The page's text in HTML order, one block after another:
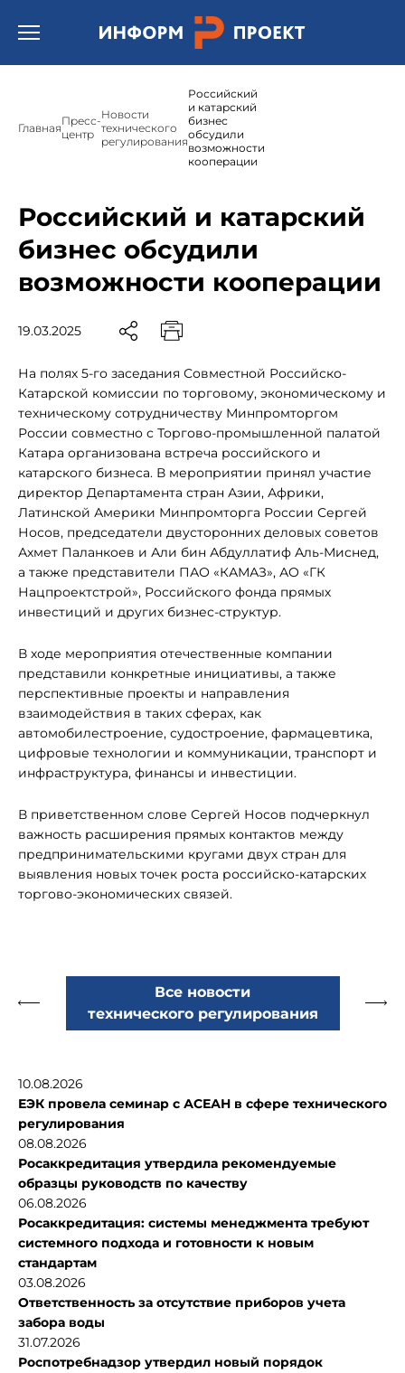
Открыть бургер меню.
ГлавнаяПресс-
центр
Новости
технического
регулирования
Российский
и катарский
бизнес
обсудили
возможности
кооперации
Российский и катарский
бизнес обсудили
возможности кооперации
19.03.2025
На полях 5-го заседания Совместной Российско-
Катарской комиссии по торговому, экономическому и
техническому сотрудничеству Минпромторгом
России совместно с Торгово-промышленной палатой
Катара организована встреча российского и
катарского бизнеса. В мероприятии принял участие
директор Департамента стран Азии, Африки,
Латинской Америки Минпромторга России Сергей
Носов, председатели двусторонних деловых советов
Ахмет Паланкоев и Али бин Абдуллатиф Аль-Миснед,
а также представители ПАО «КАМАЗ», АО «ГК
Нацпроектстрой», Российского фонда прямых
инвестиций и других бизнес-структур.
В ходе мероприятия отечественные компании
представили конкретные инициативы, а также
перспективные проекты и направления
взаимодействия в таких сферах, как
автомобилестроение, судостроение, фармацевтика,
цифровые технологии и коммуникации, транспорт и
инфраструктура, финансы и инвестиции.
В приветственном слове Сергей Носов подчеркнул
важность расширения прямых контактов между
предпринимательскими кругами двух стран для
выявления новых точек роста российско-катарских
торгово-экономических связей.
Все новости
технического регулирования
10.08.2026
ЕЭК провела семинар с АСЕАН в сфере технического
регулирования
08.08.2026
Росаккредитация утвердила рекомендуемые
образцы руководств по качеству
06.08.2026
Росаккредитация: системы менеджмента требуют
системного подхода и готовности к новым
стандартам
03.08.2026
Ответственность за отсутствие приборов учета
забора воды
31.07.2026
Роспотребнадзор утвердил новый порядок